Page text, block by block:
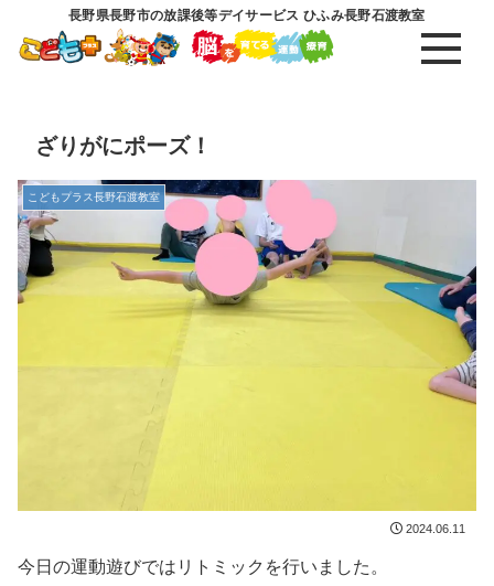
長野県長野市の放課後等デイサービス ひふみ長野石渡教室
ざりがにポーズ！
こどもプラス長野石渡教室
2024.06.11
今日の運動遊びではリトミックを行いました。